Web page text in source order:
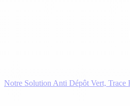
Notre Solution Anti Dépôt Vert, Trace